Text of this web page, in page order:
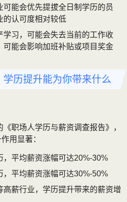
可能会优先提拔全日制学历的员
的认可度相对较低
学习，可能会失去当前的工作收
可能会影响加班补贴或项目奖金
历提升能为你带来什么
职场人学历与薪资调查报告》，
用显著：
，平均薪资涨幅可达20%-30%
，平均薪资涨幅可达30%-50%
薪行业，学历提升带来的薪资增